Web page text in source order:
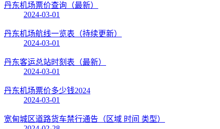
丹东机场票价查询（最新）
2024-03-01
丹东机场航线一览表（持续更新）
2024-03-01
丹东客运总站时刻表（最新）
2024-03-01
丹东机场票价多少钱2024
2024-03-01
宽甸城区道路货车禁行通告（区域 时间 类型）